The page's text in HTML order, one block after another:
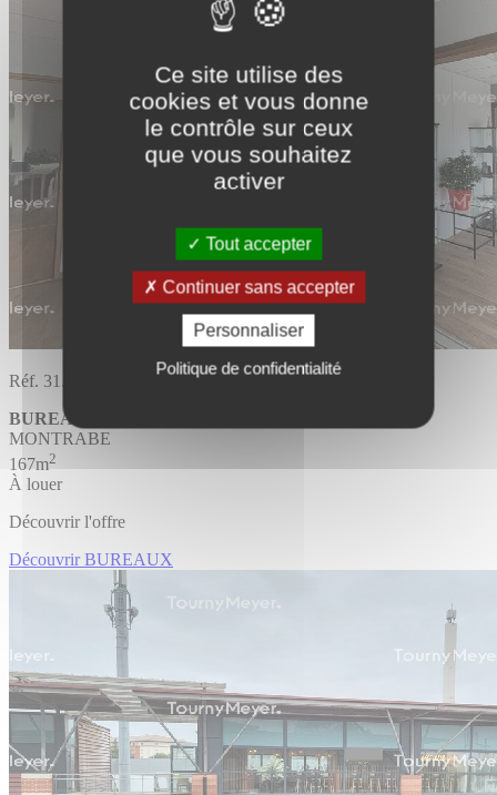
Ce site utilise des
cookies et vous donne
le contrôle sur ceux
que vous souhaitez
activer
Tout accepter
Continuer sans accepter
Personnaliser
Politique de confidentialité
Réf. 31.1444
BUREAUX
MONTRABE
167m2
À louer
Découvrir l'offre
Découvrir BUREAUX